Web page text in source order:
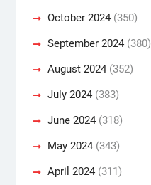
October 2024(350)
September 2024(380)
August 2024(352)
July 2024(383)
June 2024(318)
May 2024(343)
April 2024(311)